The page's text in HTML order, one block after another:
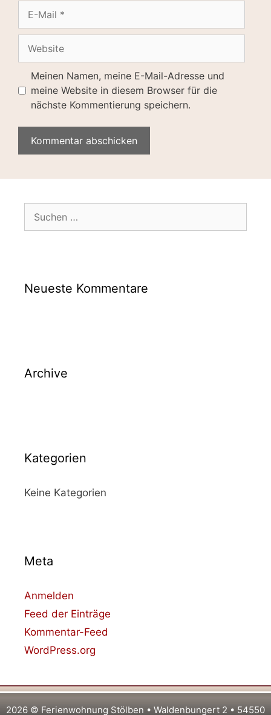
Mail
Meinen Namen, meine E-Mail-Adresse und
meine Website in diesem Browser für die
nächste Kommentierung speichern.
Neueste Kommentare
Archive
Kategorien
Keine Kategorien
Meta
Anmelden
Feed der Einträge
Kommentar-Feed
WordPress.org
2026 © Ferienwohnung Stölben • Waldenbungert 2 • 54550